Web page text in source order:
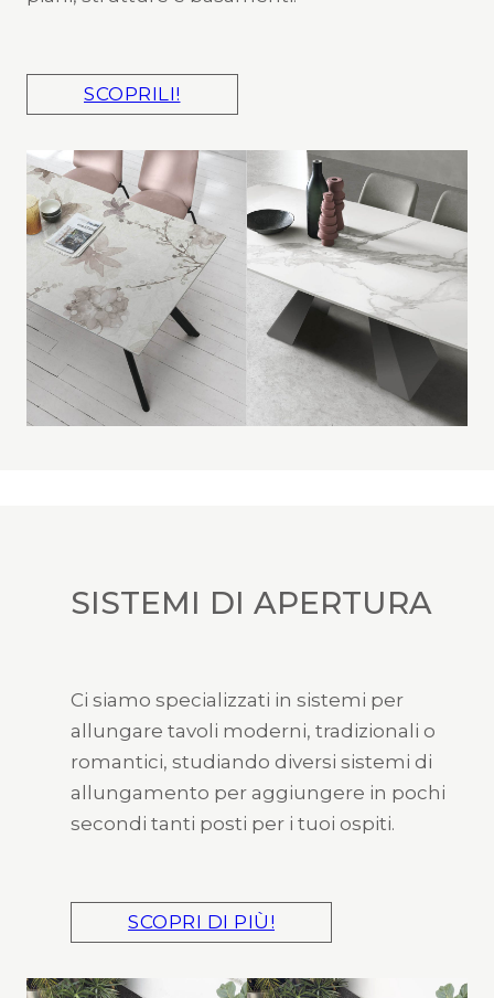
SCOPRILI!
SISTEMI DI APERTURA
Ci siamo specializzati in sistemi per
allungare tavoli moderni, tradizionali o
romantici, studiando diversi sistemi di
allungamento per aggiungere in pochi
secondi tanti posti per i tuoi ospiti.
SCOPRI DI PIÙ!